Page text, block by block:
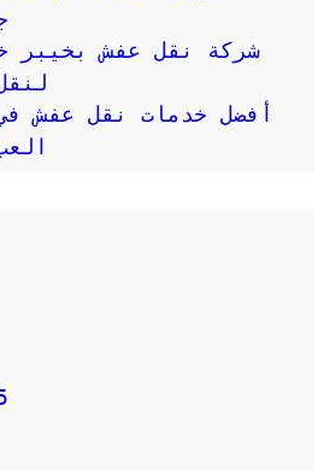
شركة نقل عفش بخيبر
أفضل خدمات نقل عفش